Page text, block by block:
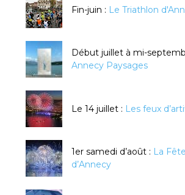
Fin-juin : Le Triathlon
Début juillet à mi-
Annecy Paysages
Le 14 juillet : Les feux
1er samedi d’août : La
d’Annecy